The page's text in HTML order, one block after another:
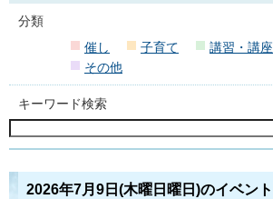
分類
催し
子育て 講習・講座
その他
キーワード検索
2026年7月9日(木曜日曜日)のイベント